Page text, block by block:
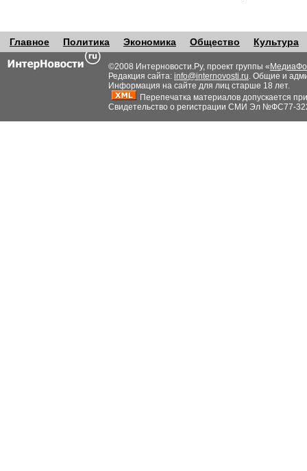
Главное Политика Экономика Общество Культура
©2008 Интерновости.Ру, проект группы «
Редакция сайта: info@internovosti.ru. Общие и
Информация на сайте для лиц старше 18 лет.
Перепечатка материалов допускается
Свидетельство о регистрации СМИ Эл №ФС77-